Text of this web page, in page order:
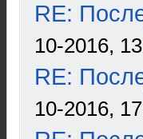
RE:
10-2016,
RE:
10-2016,